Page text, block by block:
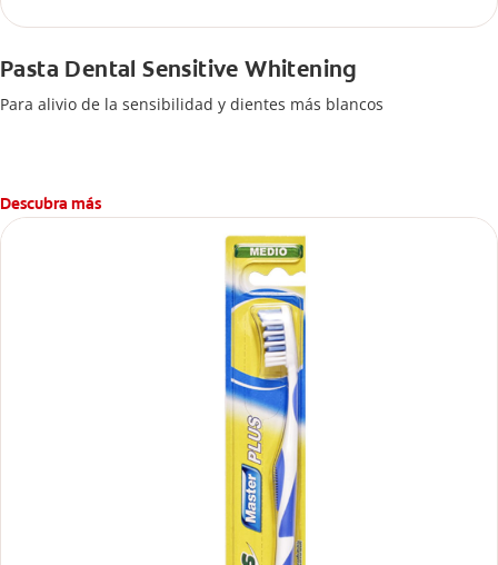
Pasta Dental Sensitive Whitening
Para alivio de la sensibilidad y dientes más blancos
Descubra más